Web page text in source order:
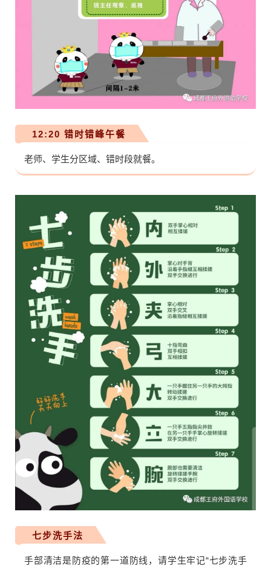
12:20 错时错峰午餐
老师、学生分区域、错时段就餐。
七步洗手法
手部清洁是防疫的第一道防线，请学生牢记“七步洗手